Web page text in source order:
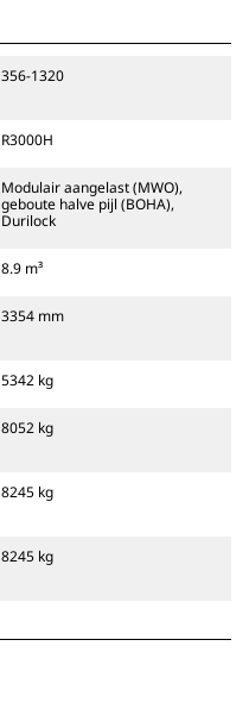
356-1320
R3000H
Modulair aangelast (MWO),
geboute halve pijl (BOHA),
Durilock
8.9 m³
3354 mm
5342 kg
8052 kg
8245 kg
8245 kg